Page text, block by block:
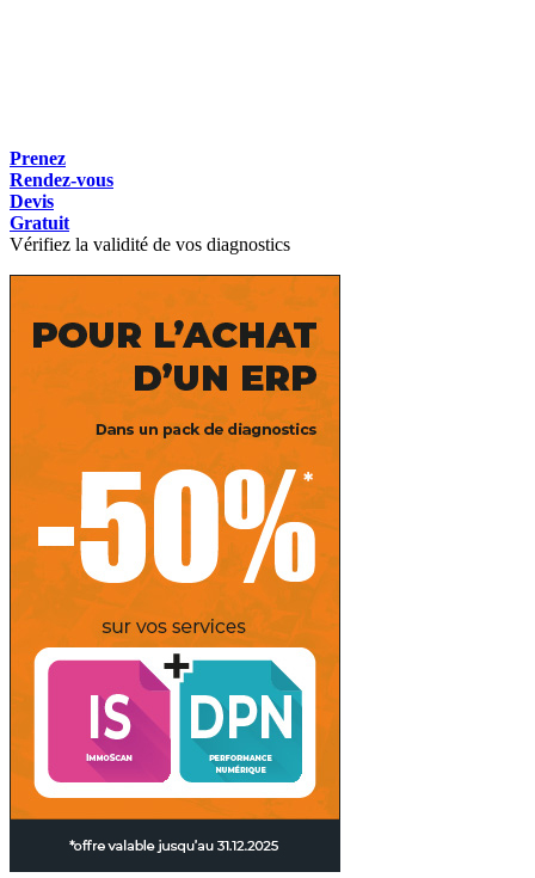
Prenez
Rendez-vous
Devis
Gratuit
Vérifiez la validité de vos diagnostics